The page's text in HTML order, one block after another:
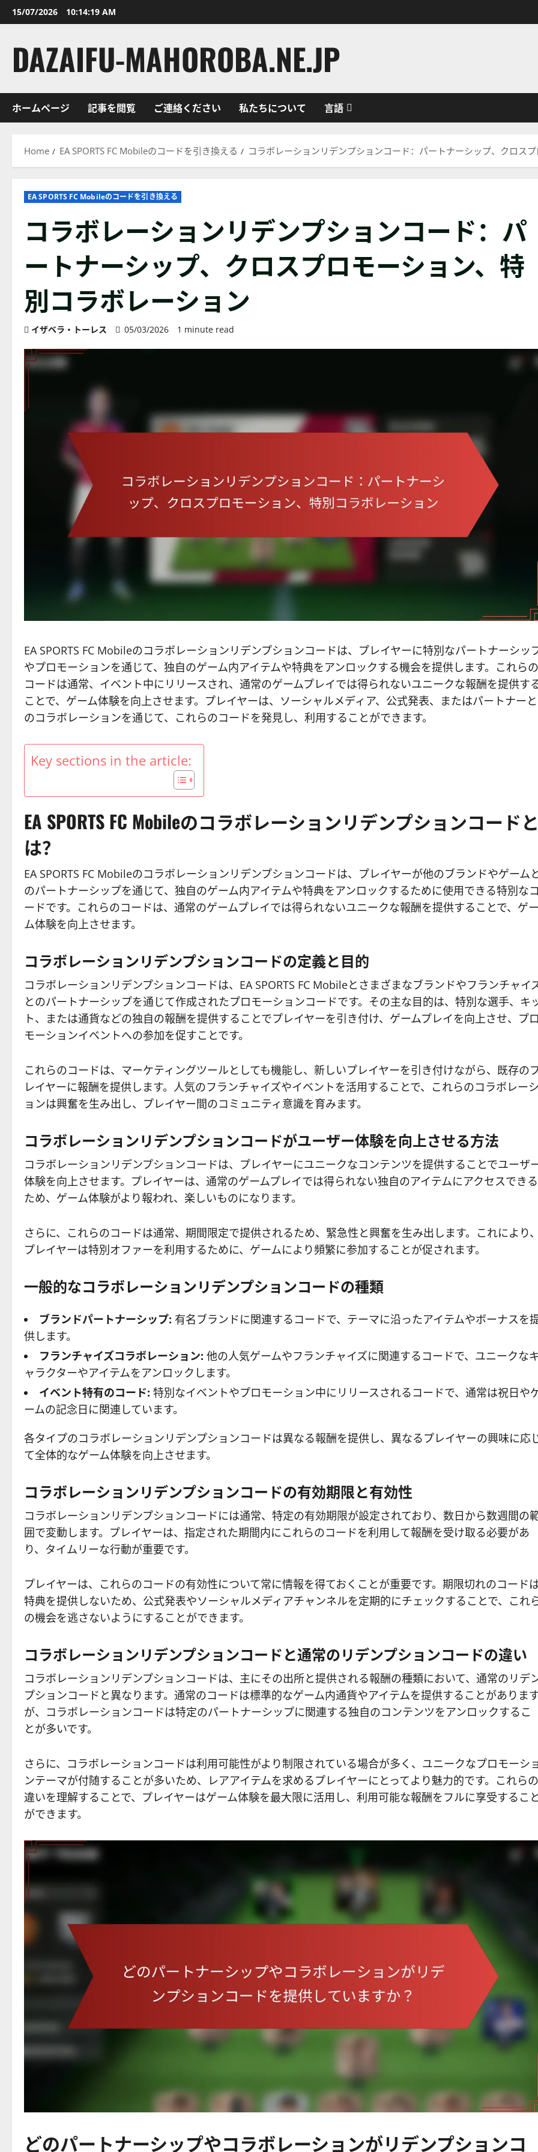
Skip
to
15/07/2026 10:14:20 AM
DAZAIFU-MAHOROBA.NE.JP
ホームページ 記事を閲覧 ご連絡ください 私たちについて 言語
Home EA SPORTS FC Mobileのコードを引き換える コラボレーションリデンプションコード：パートナーシップ、クロス
EA SPORTS FC Mobileのコードを引き換える
コラボレーションリデンプションコード：パ
ートナーシップ、クロスプロモーション、特
別コラボレーション
イザベラ・トーレス 05/03/2026 1 minute read
EA SPORTS FC Mobileのコラボレーションリデンプションコードは、プレイヤーに特別なパートナーシッ
やプロモーションを通じて、独自のゲーム内アイテムや特典をアンロックする機会を提供します。これらの
コードは通常、イベント中にリリースされ、通常のゲームプレイでは得られないユニークな報酬を提供す
ことで、ゲーム体験を向上させます。プレイヤーは、ソーシャルメディア、公式発表、またはパートナーと
のコラボレーションを通じて、これらのコードを発見し、利用することができます。
Key sections in the article:
EA SPORTS FC Mobileのコラボレーションリデンプションコードと
は？
EA SPORTS FC Mobileのコラボレーションリデンプションコードは、プレイヤーが他のブランドやゲーム
のパートナーシップを通じて、独自のゲーム内アイテムや特典をアンロックするために使用できる特別なコ
ードです。これらのコードは、通常のゲームプレイでは得られないユニークな報酬を提供することで、ゲー
ム体験を向上させます。
コラボレーションリデンプションコードの定義と目的
コラボレーションリデンプションコードは、EA SPORTS FC Mobileとさまざまなブランドやフランチャイ
とのパートナーシップを通じて作成されたプロモーションコードです。その主な目的は、特別な選手、キ
ト、または通貨などの独自の報酬を提供することでプレイヤーを引き付け、ゲームプレイを向上させ、プロ
モーションイベントへの参加を促すことです。
これらのコードは、マーケティングツールとしても機能し、新しいプレイヤーを引き付けながら、既存の
レイヤーに報酬を提供します。人気のフランチャイズやイベントを活用することで、これらのコラボレーシ
ョンは興奮を生み出し、プレイヤー間のコミュニティ意識を育みます。
コラボレーションリデンプションコードがユーザー体験を向上させる方法
コラボレーションリデンプションコードは、プレイヤーにユニークなコンテンツを提供することでユーザ
体験を向上させます。プレイヤーは、通常のゲームプレイでは得られない独自のアイテムにアクセスできる
ため、ゲーム体験がより報われ、楽しいものになります。
さらに、これらのコードは通常、期間限定で提供されるため、緊急性と興奮を生み出します。これにより、
プレイヤーは特別オファーを利用するために、ゲームにより頻繁に参加することが促されます。
一般的なコラボレーションリデンプションコードの種類
ブランドパートナーシップ: 有名ブランドに関連するコードで、テーマに沿ったアイテムやボーナスを
供します。
フランチャイズコラボレーション: 他の人気ゲームやフランチャイズに関連するコードで、ユニークなキ
ャラクターやアイテムをアンロックします。
イベント特有のコード: 特別なイベントやプロモーション中にリリースされるコードで、通常は祝日や
ームの記念日に関連しています。
各タイプのコラボレーションリデンプションコードは異なる報酬を提供し、異なるプレイヤーの興味に応
て全体的なゲーム体験を向上させます。
コラボレーションリデンプションコードの有効期限と有効性
コラボレーションリデンプションコードには通常、特定の有効期限が設定されており、数日から数週間の
囲で変動します。プレイヤーは、指定された期間内にこれらのコードを利用して報酬を受け取る必要があ
り、タイムリーな行動が重要です。
プレイヤーは、これらのコードの有効性について常に情報を得ておくことが重要です。期限切れのコード
特典を提供しないため、公式発表やソーシャルメディアチャンネルを定期的にチェックすることで、これ
の機会を逃さないようにすることができます。
コラボレーションリデンプションコードと通常のリデンプションコードの違い
コラボレーションリデンプションコードは、主にその出所と提供される報酬の種類において、通常のリデ
プションコードと異なります。通常のコードは標準的なゲーム内通貨やアイテムを提供することがありま
が、コラボレーションコードは特定のパートナーシップに関連する独自のコンテンツをアンロックするこ
とが多いです。
さらに、コラボレーションコードは利用可能性がより制限されている場合が多く、ユニークなプロモーショ
ンテーマが付随することが多いため、レアアイテムを求めるプレイヤーにとってより魅力的です。これらの
違いを理解することで、プレイヤーはゲーム体験を最大限に活用し、利用可能な報酬をフルに享受するこ
ができます。
どのパートナーシップやコラボレーションがリデンプションコ